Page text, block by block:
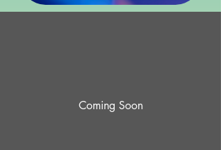
Coming Soon